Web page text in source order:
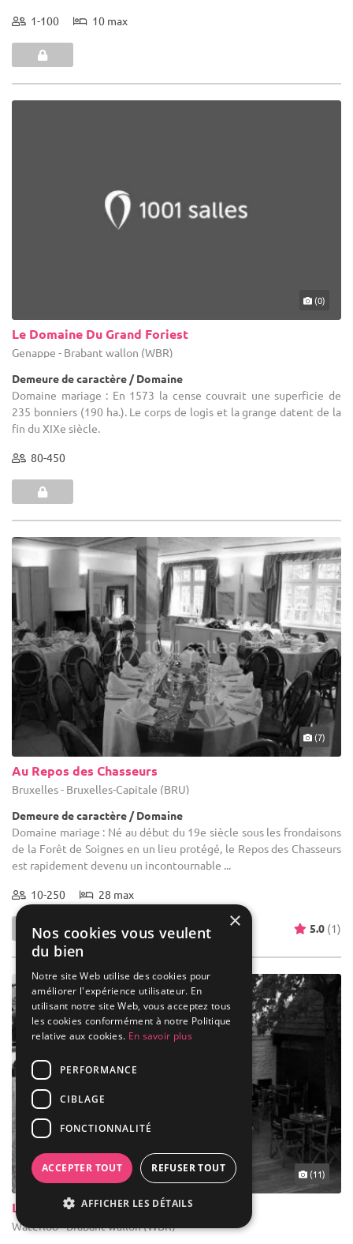
1-100 10 max
(0)
Le Domaine Du Grand Foriest
Genappe - Brabant wallon (WBR)
Demeure de caractère / Domaine
Domaine mariage : En 1573 la cense couvrait une superficie de
235 bonniers (190 ha.). Le corps de logis et la grange datent de la
fin du XIXe siècle.
80-450
(7)
Au Repos des Chasseurs
Bruxelles - Bruxelles-Capitale (BRU)
Demeure de caractère / Domaine
Domaine mariage : Né au début du 19e siècle sous les frondaisons
de la Forêt de Soignes en un lieu protégé, le Repos des Chasseurs
est rapidement devenu un incontournable ...
10-250 28 max
5.0 (1)
(11)
Le Bar De L'amusoir
Waterloo - Brabant wallon (WBR)
×
Nos cookies vous veulent
du bien
Notre site Web utilise des cookies pour
améliorer l'expérience utilisateur. En
utilisant notre site Web, vous acceptez tous
les cookies conformément à notre Politique
relative aux cookies. En savoir plus
PERFORMANCE
CIBLAGE
FONCTIONNALITÉ
ACCEPTER TOUT REFUSER TOUT
AFFICHER LES DÉTAILS